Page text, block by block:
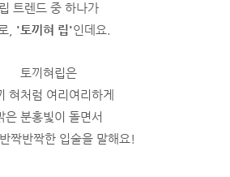
립 트렌드 중 하나가
, '토끼혀 립'인데요.
토끼혀립은
혀처럼 여리여리하게
은 분홍빛이 돌면서
짝반짝한 입술을 말해요!